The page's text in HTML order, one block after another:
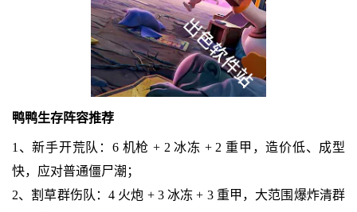
鸭鸭生存阵容推荐
1、新手开荒队：6 机枪 + 2 冰冻 + 2 重甲，造价低、成型
快，应对普通僵尸潮；
2、割草群伤队：4 火炮 + 3 冰冻 + 3 重甲，大范围爆炸清群